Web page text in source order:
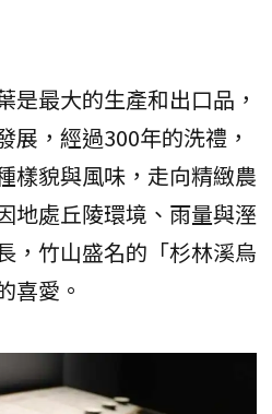
是最大的生產和出口品，
展，經過300年的洗禮，
樣貌與風味，走向精緻農
地處丘陵環境、雨量與溼
，竹山盛名的「杉林溪烏
喜愛。